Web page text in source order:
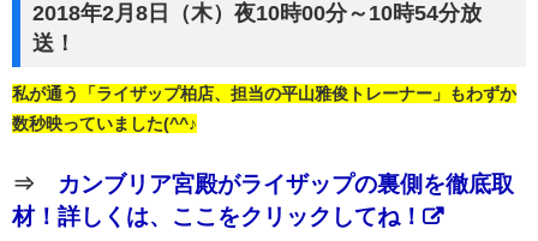
2018年2月8日（木）夜10時00分～10時54分放
送！
私が通う「ライザップ柏店、担当の平山雅俊トレーナー」もわずか
数秒映っていました(^^♪
⇒ カンブリア宮殿がライザップの裏側を徹底取
材！詳しくは、ここをクリックしてね！